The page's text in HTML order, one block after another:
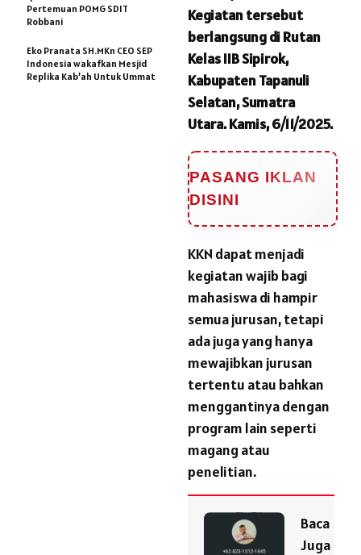
Kegiatan tersebut
berlangsung di Rutan
Kelas IIB Sipirok,
Kabupaten Tapanuli
Selatan, Sumatra
Utara. Kamis, 6/11/2025.
PASANG IKLAN
DISINI
KKN dapat menjadi
kegiatan wajib bagi
mahasiswa di hampir
semua jurusan, tetapi
ada juga yang hanya
mewajibkan jurusan
tertentu atau bahkan
menggantinya dengan
program lain seperti
magang atau
penelitian.
Baca
Juga
Pertemuan POMG SDIT
Robbani
Eko Pranata SH.MKn CEO SEP
Indonesia wakafkan Mesjid
Replika Kab’ah Untuk Ummat